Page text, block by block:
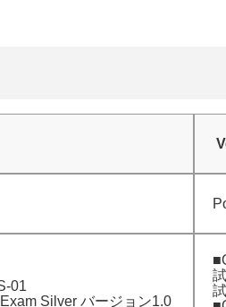
01
Silver バージョン1.0